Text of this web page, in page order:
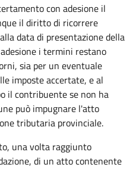
con adesione il
il diritto di ricorrere
data di presentazione della
i termini restano
sia per un eventuale
imposte accertate, e al
il contribuente se non ha
può impugnare l'atto
tributaria provinciale.
una volta raggiunto
di un atto contenente